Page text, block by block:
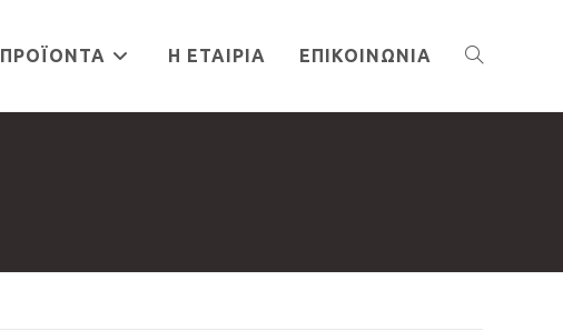
ΠΡΟΪΌΝΤΑ Η ΕΤΑΙΡΊΑ ΕΠΙΚΟΙΝΩΝΊΑ TOGGLE
SEARCH